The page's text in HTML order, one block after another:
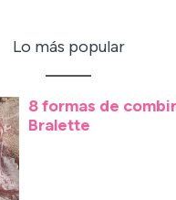
Lo más popular
8 formas de
Bralette